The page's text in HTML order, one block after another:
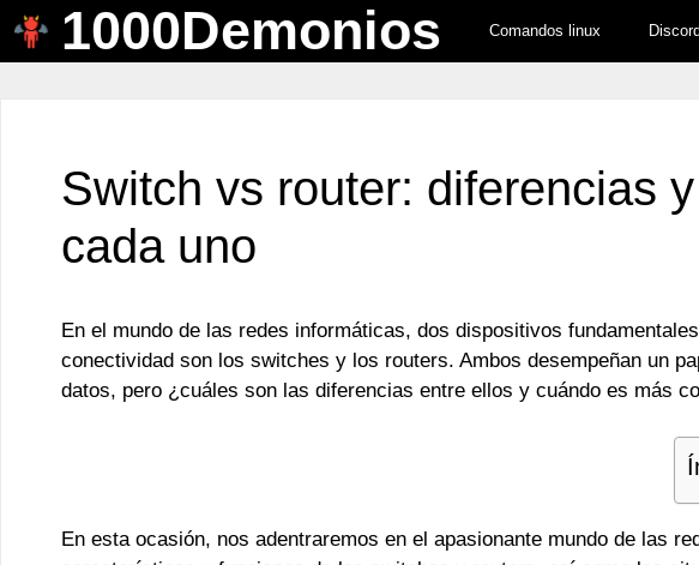
Saltar
1000Demonios Comandos linux Discord
Switch vs router: diferencias
cada uno
En el mundo de las redes informáticas, dos dispositivos
conectividad son los switches y los routers. Ambos desempeñan un
datos, pero ¿cuáles son las diferencias entre ellos y cuándo es más
En esta ocasión, nos adentraremos en el apasionante mundo de las